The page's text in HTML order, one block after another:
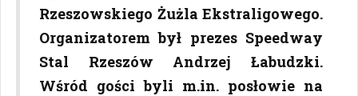
Rzeszowskiego Żużla Ekstraligowego.
Organizatorem był prezes Speedway
Stal Rzeszów Andrzej Łabudzki.
Wśród gości byli m.in. posłowie na